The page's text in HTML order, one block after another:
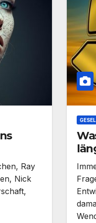
Ray
Nick